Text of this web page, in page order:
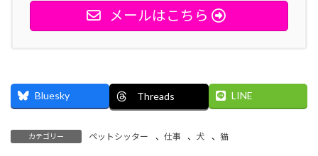
メールはこちら
Bluesky Threads LINE
カテゴリー ペットシッター 、 仕事 、 犬 、 猫